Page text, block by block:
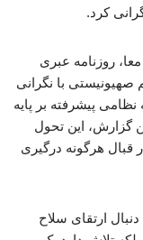
کرد.
روزنامه عبری
صهیونیستی با نگرانی
پیشرفته بر پایه
گزارش، این تحول
قبال هرگونه درگیری
ارتقای سلاح